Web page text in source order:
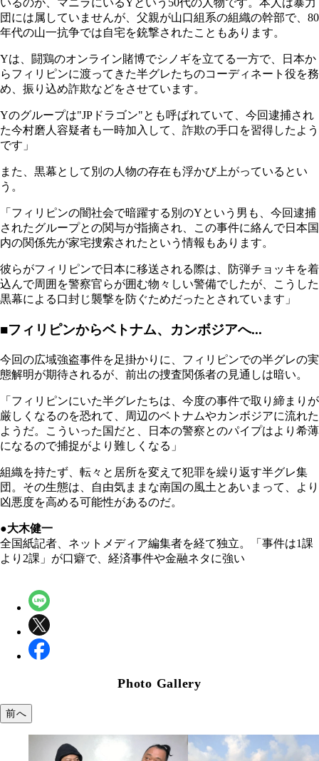
いるのが、マニラにいるYという50代の人物です。本人は暴力
団には属していませんが、父親が山口組系の組織の幹部で、80
年代の山一抗争では自宅を銃撃されたこともあります。
Yは、闘鶏のオンライン賭博でシノギを立てる一方で、日本か
らフィリピンに渡ってきた半グレたちのコーディネート役を務
め、振り込め詐欺などをさせています。
Yのグループは"JPドラゴン"とも呼ばれていて、今回逮捕され
た今村磨人容疑者も一時加入して、詐欺の手口を習得したよう
です」
また、黒幕として別の人物の存在も浮かび上がっているとい
う。
「フィリピンの闇社会で暗躍する別のYという男も、今回逮捕
されたグループとの関与が指摘され、この事件に絡んで日本国
内の関係先が家宅捜索されたという情報もあります。
彼らがフィリピンで日本に移送される際は、防弾チョッキを着
込んで周囲を警察官らが囲む物々しい警備でしたが、こうした
黒幕による口封じ襲撃を防ぐためだったとされています」
■フィリピンからベトナム、カンボジアへ...
今回の広域強盗事件を足掛かりに、フィリピンでの半グレの実
態解明が期待されるが、前出の捜査関係者の見通しは暗い。
「フィリピンにいた半グレたちは、今度の事件で取り締まりが
厳しくなるのを恐れて、周辺のベトナムやカンボジアに流れた
ようだ。こういった国だと、日本の警察とのパイプはより希薄
になるので捕捉がより難しくなる」
組織を持たず、転々と居所を変えて犯罪を繰り返す半グレ集
団。その生態は、自由気ままな南国の風土とあいまって、より
凶悪度を高める可能性があるのだ。
●大木健一
全国紙記者、ネットメディア編集者を経て独立。「事件は1課
より2課」が口癖で、経済事件や金融ネタに強い
Photo Gallery
前へ